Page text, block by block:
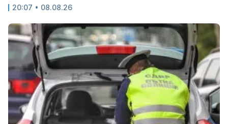
20:07 • 08.08.26